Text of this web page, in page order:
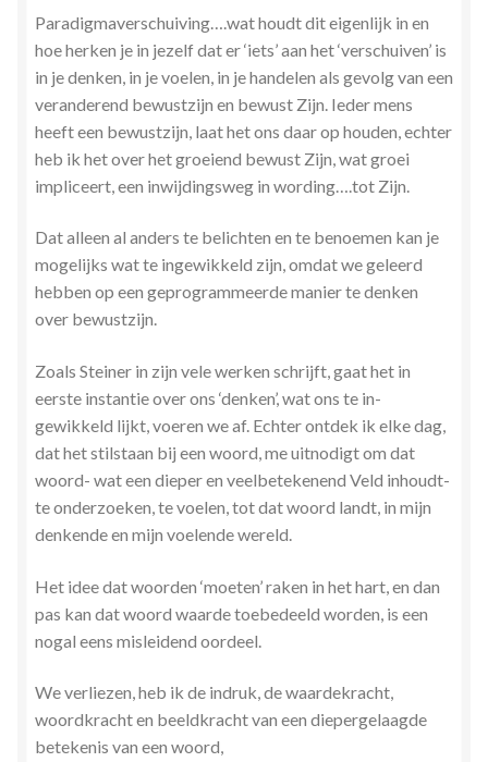
Paradigmaverschuiving….wat houdt dit eigenlijk in en
hoe herken je in jezelf dat er ‘iets’ aan het ‘verschuiven’ is
in je denken, in je voelen, in je handelen als gevolg van een
veranderend bewustzijn en bewust Zijn. Ieder mens
heeft een bewustzijn, laat het ons daar op houden, echter
heb ik het over het groeiend bewust Zijn, wat groei
impliceert, een inwijdingsweg in wording….tot Zijn.
Dat alleen al anders te belichten en te benoemen kan je
mogelijks wat te ingewikkeld zijn, omdat we geleerd
hebben op een geprogrammeerde manier te denken
over bewustzijn.
Zoals Steiner in zijn vele werken schrijft, gaat het in
eerste instantie over ons ‘denken’, wat ons te in-
gewikkeld lijkt, voeren we af. Echter ontdek ik elke dag,
dat het stilstaan bij een woord, me uitnodigt om dat
woord- wat een dieper en veelbetekenend Veld inhoudt-
te onderzoeken, te voelen, tot dat woord landt, in mijn
denkende en mijn voelende wereld.
Het idee dat woorden ‘moeten’ raken in het hart, en dan
pas kan dat woord waarde toebedeeld worden, is een
nogal eens misleidend oordeel.
We verliezen, heb ik de indruk, de waardekracht,
woordkracht en beeldkracht van een diepergelaagde
betekenis van een woord,